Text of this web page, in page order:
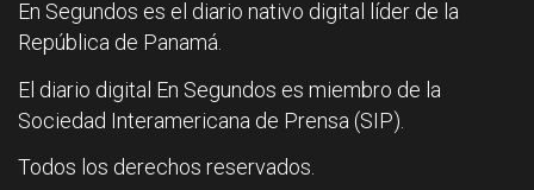
En Segundos es el diario nativo digital líder de la
República de Panamá.
El diario digital En Segundos es miembro de la
Sociedad Interamericana de Prensa (SIP).
Todos los derechos reservados.